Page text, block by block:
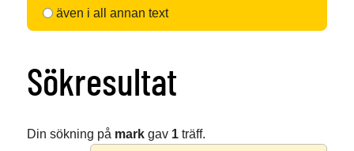
även i all annan text
Sökresultat
Din sökning på markgav 1träff.